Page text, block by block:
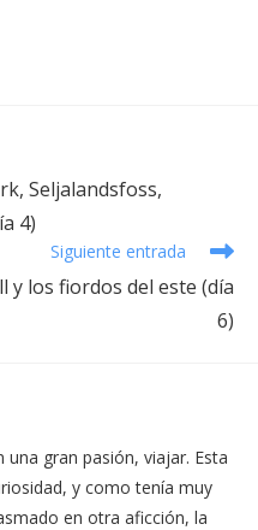
Seljalandsfoss,
4)
Siguiente entrada
y los fiordos del este (día
6)
gran pasión, viajar. Esta
y como tenía muy
en otra aficción, la